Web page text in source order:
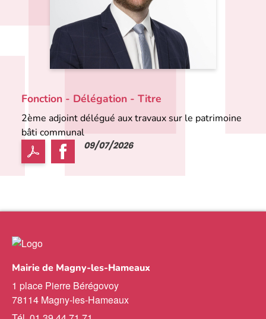
Fonction - Délégation - Titre
2ème adjoint délégué aux travaux sur le patrimoine
bâti communal
09/07/2026
Mairie de Magny-les-Hameaux
1 place Pierre Bérégovoy
78114 Magny-les-Hameaux